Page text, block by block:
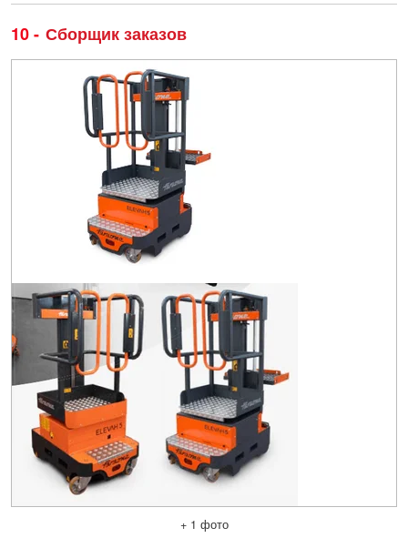
10 Сборщик заказов
+ 1 фото